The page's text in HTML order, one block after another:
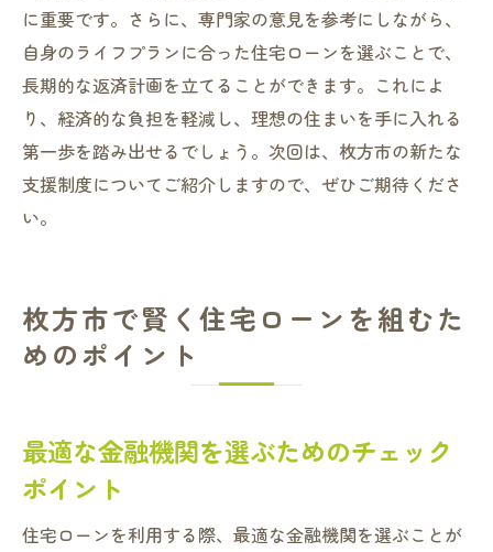
に重要です。さらに、専門家の意見を参考にしながら、
自身のライフプランに合った住宅ローンを選ぶことで、
長期的な返済計画を立てることができます。これによ
り、経済的な負担を軽減し、理想の住まいを手に入れる
第一歩を踏み出せるでしょう。次回は、枚方市の新たな
支援制度についてご紹介しますので、ぜひご期待くださ
い。
枚方市で賢く住宅ローンを組むた
めのポイント
最適な金融機関を選ぶためのチェック
ポイント
住宅ローンを利用する際、最適な金融機関を選ぶことが